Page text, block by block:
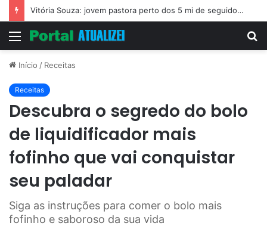
Vitória Souza: jovem pastora perto dos 5 mi de seguidores na web
Menu
Início / Receitas
Receitas
Descubra o segredo do bolo
de liquidificador mais
fofinho que vai conquistar
seu paladar
Siga as instruções para comer o bolo mais
fofinho e saboroso da sua vida